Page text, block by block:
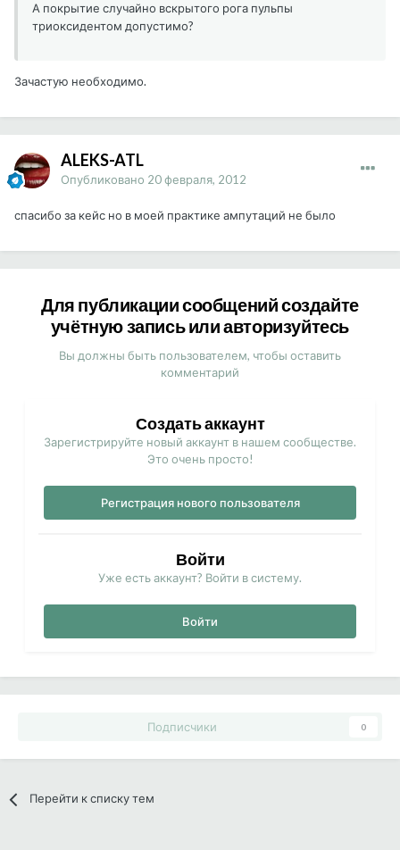
А покрытие случайно вскрытого рога пульпы
триоксидентом допустимо?
Зачастую необходимо.
ALEKS-ATL
Опубликовано 20 февраля, 2012
спасибо за кейс но в моей практике ампутаций не было
Для публикации сообщений создайте
учётную запись или авторизуйтесь
Вы должны быть пользователем, чтобы оставить
комментарий
Создать аккаунт
Зарегистрируйте новый аккаунт в нашем сообществе.
Это очень просто!
Регистрация нового пользователя
Войти
Уже есть аккаунт? Войти в систему.
Войти
Подписчики 0
Перейти к списку тем